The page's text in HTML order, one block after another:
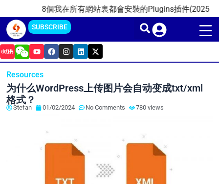
content
8個我在所有網站裏都會安裝的Plugins插件(2025)
SUBSCRIBE
Y
o
u
u
b
e
F
a
c
o
I
n
s
r
m
L
i
n
i
X
-
t
t
t
r
Resources
为什么WordPress上传图片会自动变成txt/xml
格式？
Stefan 01/02/2024 No Comments 780 views